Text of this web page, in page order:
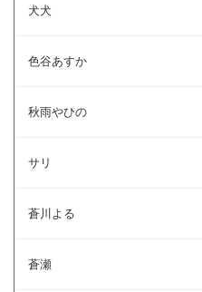
犬犬
色谷あすか
秋雨やひの
サリ
蒼川よる
蒼瀬